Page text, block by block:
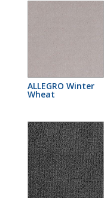
ALLEGRO Winter
Wheat